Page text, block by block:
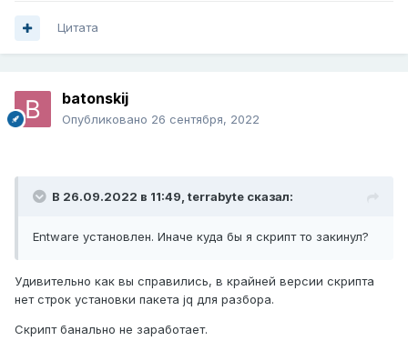
Цитата
batonskij
Опубликовано 26 сентября, 2022
В 26.09.2022 в 11:49, terrabyte сказал:
Entware установлен. Иначе куда бы я скрипт то закинул?
Удивительно как вы справились, в крайней версии скрипта
нет строк установки пакета jq для разбора.
Скрипт банально не заработает.